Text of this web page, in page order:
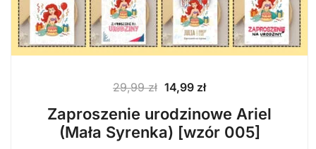
29,99zł Pierwotna
cena
wynosiła:
29,99 zł.
14,99 złAktualna
wynosi:
14,99 zł.
Zaproszenie urodzinowe Ariel
(Mała Syrenka) [wzór 005]